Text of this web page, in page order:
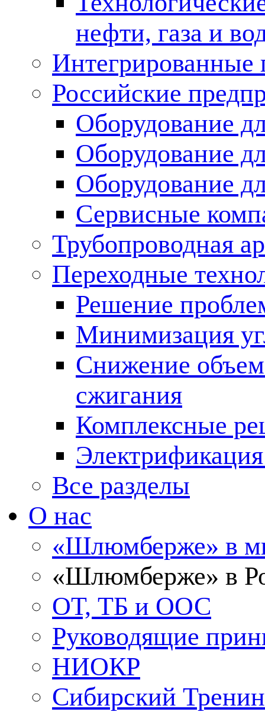
нефти, газа и
Российские
Оборудование
Оборудование
Оборудование
Сервисные
Трубопроводная
Переходные
Решение
Минимизация
Снижение
сжигания
Комплексные
Все разделы
О нас
«Шлюмберже» в
«Шлюмберже» в
ОТ, ТБ и ООС
Руководящие
НИОКР
Сибирский